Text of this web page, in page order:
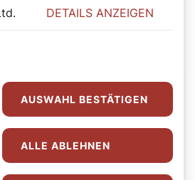
Bibelportraits
Birnbaum/RED
DETAILS ANZEIGEN
AUSWAHL BESTÄTIGEN
ALLE ABLEHNEN